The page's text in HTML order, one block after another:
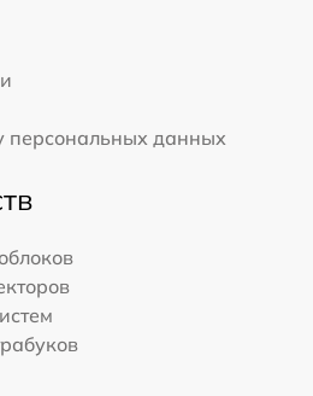
персональных данных